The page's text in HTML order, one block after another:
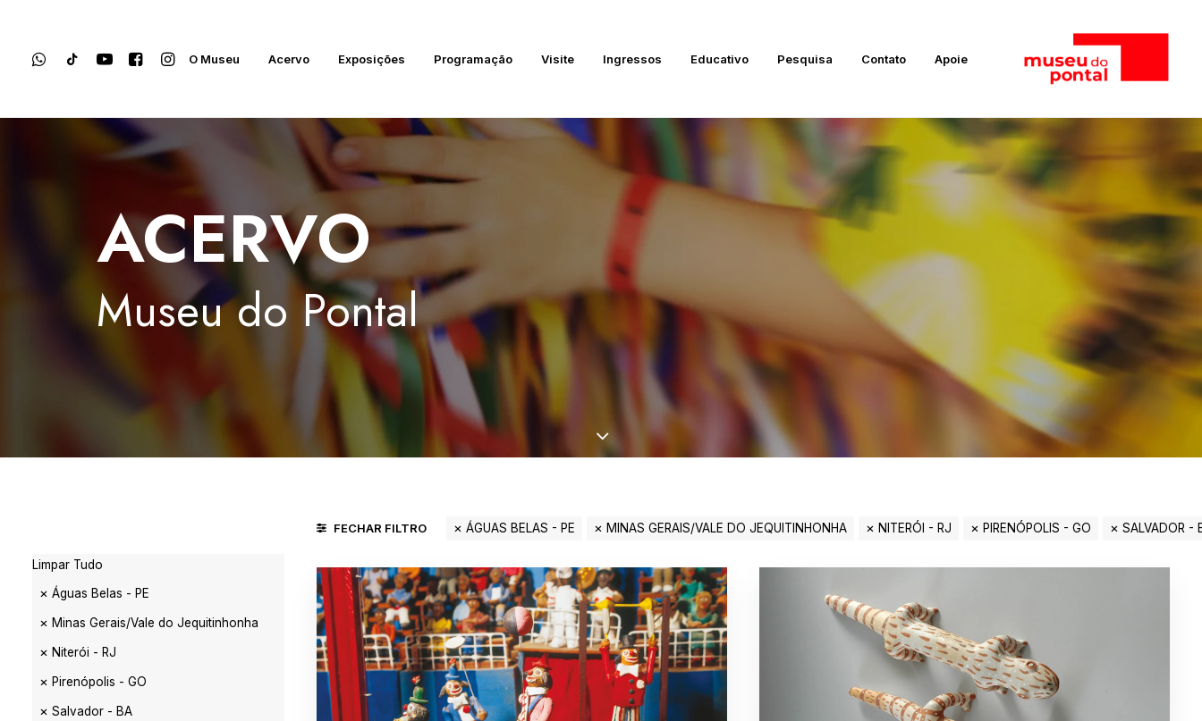
O Museu Acervo Exposições Programação Visite Ingressos Educativo Pesquisa Contato Apoie
ACERVO
Museu do Pontal
Limpar Tudo
Águas Belas - PE
Minas Gerais/Vale do Jequitinhonha
Niterói - RJ
Pirenópolis - GO
Salvador - BA
FECHAR FILTRO ÁGUAS BELAS - PE MINAS GERAIS/VALE DO JEQUITINHONHA NITERÓI - RJ PIRENÓPOLIS - GO SALVADOR -